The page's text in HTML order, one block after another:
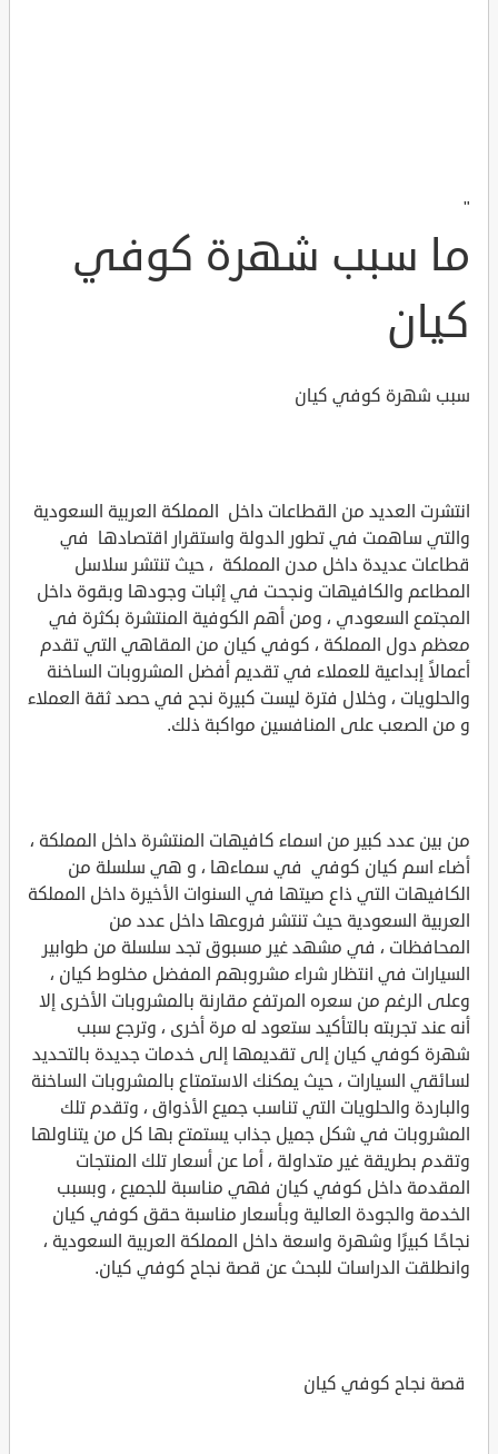
"
ما سبب شهرة كوفي
كيان
سبب شهرة كوفي كيان
انتشرت العديد من القطاعات داخل المملكة العربية السعودية
والتي ساهمت في تطور الدولة واستقرار اقتصادها في
قطاعات عديدة داخل مدن المملكة ، حيث تنتشر سلاسل
المطاعم والكافيهات ونجحت في إثبات وجودها وبقوة داخل
المجتمع السعودي ، ومن أهم الكوفية المنتشرة بكثرة في
معظم دول المملكة ، كوفي كيان من المقاهي التي تقدم
أعمالاً إبداعية للعملاء في تقديم أفضل المشروبات الساخنة
والحلويات ، وخلال فترة ليست كبيرة نجح في حصد ثقة العملاء
و من الصعب على المنافسين مواكبة ذلك.
من بين عدد كبير من اسماء كافيهات المنتشرة داخل المملكة ،
أضاء اسم كيان كوفي في سماءها ، و هي سلسلة من
الكافيهات التي ذاع صيتها في السنوات الأخيرة داخل المملكة
العربية السعودية حيث تنتشر فروعها داخل عدد من
المحافظات ، في مشهد غير مسبوق تجد سلسلة من طوابير
السيارات في انتظار شراء مشروبهم المفضل مخلوط كيان ،
وعلى الرغم من سعره المرتفع مقارنة بالمشروبات الأخرى إلا
أنه عند تجربته بالتأكيد ستعود له مرة أخرى ، وترجع سبب
شهرة كوفي كيان إلى تقديمها إلى خدمات جديدة بالتحديد
لسائقي السيارات ، حيث يمكنك الاستمتاع بالمشروبات الساخنة
والباردة والحلويات التي تناسب جميع الأذواق ، وتقدم تلك
المشروبات في شكل جميل جذاب يستمتع بها كل من يتناولها
وتقدم بطريقة غير متداولة ، أما عن أسعار تلك المنتجات
المقدمة داخل كوفي كيان فهي مناسبة للجميع ، وبسبب
الخدمة والجودة العالية وبأسعار مناسبة حقق كوفي كيان
نجاحًا كبيرًا وشهرة واسعة داخل المملكة العربية السعودية ،
وانطلقت الدراسات للبحث عن قصة نجاح كوفي كيان.
قصة نجاح كوفي كيان